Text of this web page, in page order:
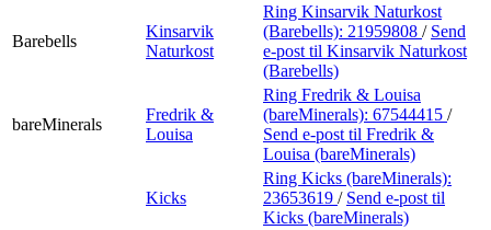
Barebells
Kinsarvik
Naturkost
Ring Kinsarvik Naturkost
(Barebells): 21959808 / Send
e-post til Kinsarvik Naturkost
(Barebells)
bareMinerals
Fredrik &
Louisa
Ring Fredrik & Louisa
(bareMinerals): 67544415 /
Send e-post til Fredrik &
Louisa (bareMinerals)
Kicks
Ring Kicks (bareMinerals):
23653619 / Send e-post til
Kicks (bareMinerals)